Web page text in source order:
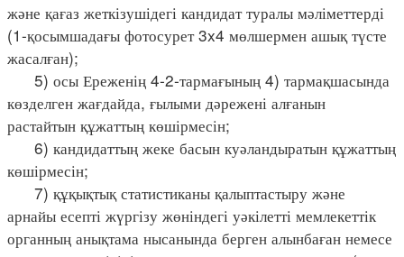
және қағаз жеткізушідегі кандидат туралы мәліметтерді
(1-қосымшадағы фотосурет 3x4 мөлшермен ашық түсте
жасалған);
5) осы Ереженің 4-2-тармағының 4) тармақшасында
көзделген жағдайда, ғылыми дәрежені алғанын
растайтын құжаттың көшірмесін;
6) кандидаттың жеке басын куәландыратын құжаттың
көшірмесін;
7) құқықтық статистиканы қалыптастыру және
арнайы есепті жүргізу жөніндегі уәкілетті мемлекеттік
органның анықтама нысанында берген алынбаған немесе